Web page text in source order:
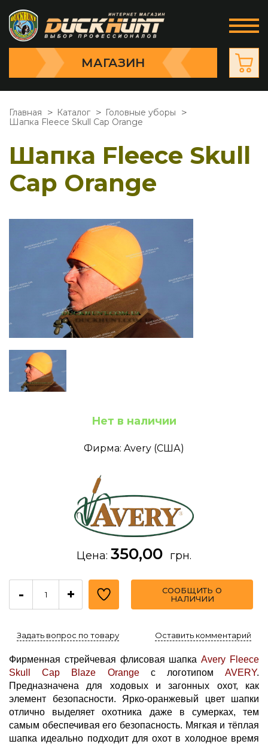
МАГАЗИН
Главная Каталог
Головные уборы
Шапка Fleece Skull Cap Orange
Шапка Fleece Skull
Cap Orange
Нет в наличии
Фирма: Avery (США)
Цена: 350,00 грн.
- +
СООБЩИТЬ О
НАЛИЧИИ
Задать вопрос по товару Оставить комментарий
Фирменная стрейчевая флисовая шапкаAvery Fleece
Skull Cap Blaze Orangeс логотипом AVERY.
Предназначена для ходовых и загонных охот, как
элемент безопасности. Ярко-оранжевый цвет шапки
отлично выделяет охотника даже в сумерках, тем
самым обеспечивая его безопасность. Мягкая и тёплая
шапка идеально подходит для охот в холодное время